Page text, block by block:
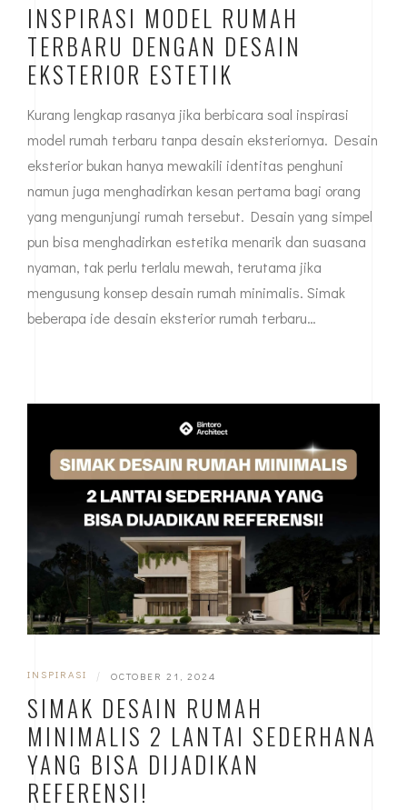
INSPIRASI MODEL RUMAH
TERBARU DENGAN DESAIN
EKSTERIOR ESTETIK
Kurang lengkap rasanya jika berbicara soal inspirasi
model rumah terbaru tanpa desain eksteriornya. Desain
eksterior bukan hanya mewakili identitas penghuni
namun juga menghadirkan kesan pertama bagi orang
yang mengunjungi rumah tersebut. Desain yang simpel
pun bisa menghadirkan estetika menarik dan suasana
nyaman, tak perlu terlalu mewah, terutama jika
mengusung konsep desain rumah minimalis. Simak
beberapa ide desain eksterior rumah terbaru…
INSPIRASI | OCTOBER 21, 2024
SIMAK DESAIN RUMAH
MINIMALIS 2 LANTAI SEDERHANA
YANG BISA DIJADIKAN
REFERENSI!